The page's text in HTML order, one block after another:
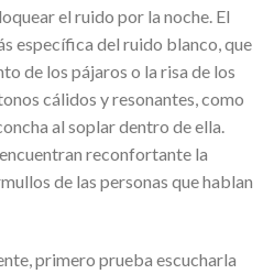
el ruido por la noche. El
específica del ruido blanco, que
de los pájaros o la risa de los
cálidos y resonantes, como
al soplar dentro de ella.
reconfortante la
de las personas que hablan
primero prueba escucharla